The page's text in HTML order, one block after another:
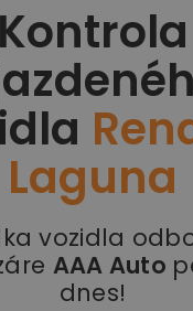
Kontrola
Laguna
vozidla
AAA Auto
dnes!